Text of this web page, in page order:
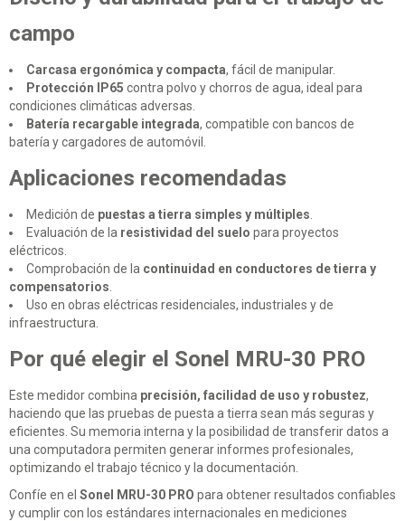
campo
Carcasa ergonómica y compacta, fácil de manipular.
Protección IP65 contra polvo y chorros de agua, ideal para
condiciones climáticas adversas.
Batería recargable integrada, compatible con bancos de
batería y cargadores de automóvil.
Aplicaciones recomendadas
Medición de puestas a tierra simples y múltiples
Evaluación de la resistividad del suelo para proyectos
eléctricos.
Comprobación de la continuidad en conductores de tierra y
compensatorios
Uso en obras eléctricas residenciales, industriales y de
infraestructura.
Por qué elegir el Sonel MRU-30 PRO
Este medidor combina precisión, facilidad de uso y robustez,
haciendo que las pruebas de puesta a tierra sean más seguras y
eficientes. Su memoria interna y la posibilidad de transferir datos a
una computadora permiten generar informes profesionales,
optimizando el trabajo técnico y la documentación.
Confíe en el Sonel MRU-30 PRO para obtener resultados confiables
y cumplir con los estándares internacionales en mediciones